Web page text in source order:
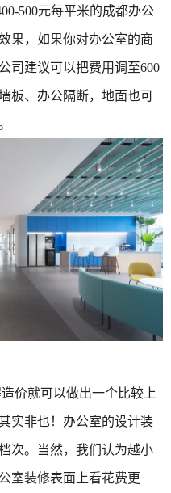
500元每平米的成都办公
果，如果你对办公室的商
司建议可以把费用调至600
板、办公隔断，地面也可
价就可以做出一个比较上
实非也！办公室的设计装
次。当然，我们认为越小
室装修表面上看花费更